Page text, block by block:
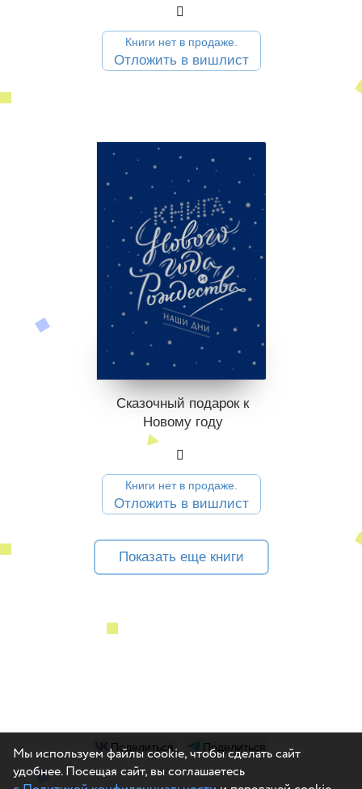
Книги нет в продаже.
Отложить в вишлист
Сказочный подарок к
Новому году
Книги нет в продаже.
Отложить в вишлист
Показать еще книги
Поделиться Поделиться
Мы используем файлы cookie, чтобы сделать сайт
удобнее. Посещая сайт, вы соглашаетесь